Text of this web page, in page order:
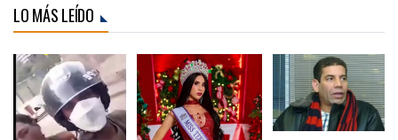
LO MÁS LEÍDO